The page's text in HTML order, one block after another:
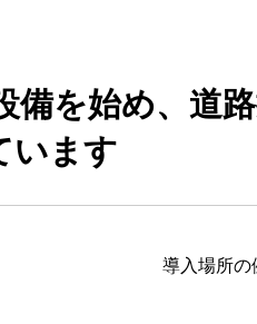
備を始め、道
います
導入場所の